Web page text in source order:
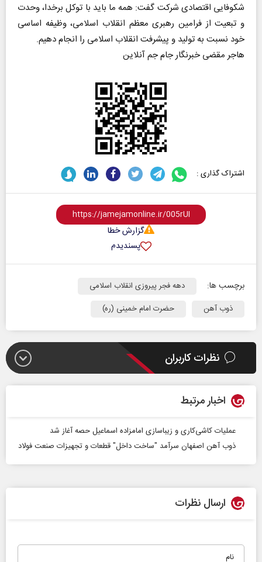
شکوفایی اقتصادی شرکت گفت: همه ما باید با توکل برخدا، وحدت
و تبعیت از فرامین رهبری معظم انقلاب اسلامی، وظیفه اساسی
خود نسبت به تولید و پیشرفت انقلاب اسلامی را انجام دهیم.
هاجر مقضی خبرنگار جام جم آنلاین
اشتراک گذاری :
گزارش خطا
پسندیدم
برچسب ها:
دهه فجر پیروزی انقلاب اسلامی
ذوب آهن
حضرت امام خمینی (ره)
نظرات کاربران
اخبار مرتبط
عملیات کاشی‌کاری و زیباسازی امامزاده اسماعیل حصه آغاز شد
ذوب آهن اصفهان سرآمد "ساخت داخل" قطعات و تجهیزات صنعت فولاد
ارسال نظرات